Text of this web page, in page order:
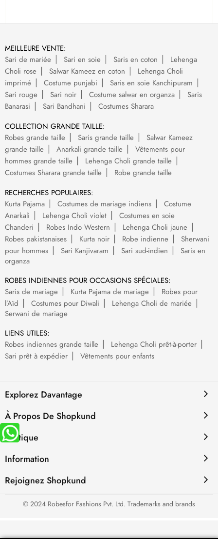
MEILLEURE VENTE:
Sari de mariée
Sari en soie Saris en coton
Lehenga
Choli rose
Salwar Kameez en coton
Lehenga Choli
imprimé
Costume punjabi
Saris en soie Kanchipuram
Sari rouge
Sari noir Costume salwar en organza
Saris
Banarasi
Sari Bandhani
Costumes Sharara
COLLECTION GRANDE TAILLE:
Robes grande taille
Saris grande taille
Salwar Kameez
grande taille
Anarkali grande taille
Vêtements pour
hommes grande taille
Lehenga Choli grande taille
Costumes Sharara grande taille
Robe grande taille
RECHERCHES POPULAIRES:
Kurta Pajama
Costumes de mariage indiens
Costume
Anarkali
Lehenga Choli violet
Costumes en soie
Chanderi
Robes Indo Western
Lehenga Choli jaune
Robes pakistanaises
Kurta noir Robe indienne
Sherwani
pour hommes
Sari Kanjivaram Sari sud-indien
Saris en
organza
ROBES INDIENNES POUR OCCASIONS SPÉCIALES:
Saris de mariage
Kurta Pajama de mariage
Robes pour
l’Aïd
Costumes pour Diwali
Lehenga Choli de mariée
Serwani de mariage
LIENS UTILES:
Robes indiennes grande taille
Lehenga Choli prêt-à-porter
Sari prêt à expédier
Vêtements pour enfants
Explorez Davantage
À Propos De Shopkund
Politique
Information
Rejoignez Shopkund
© 2024 Robesfor Fashions Pvt. Ltd. Trademarks and brands